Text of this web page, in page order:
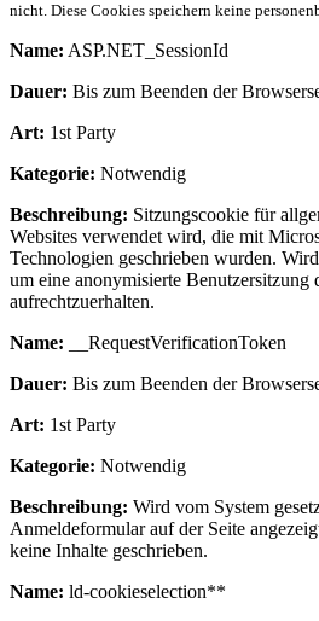
nicht. Diese Cookies speichern keine
Name: ASP.NET_SessionId
Dauer: Bis zum Beenden der
Art: 1st Party
Kategorie: Notwendig
Beschreibung: Sitzungscookie für
Websites verwendet wird, die mit
Technologien geschrieben wurden.
um eine anonymisierte Benutzersitzung
aufrechtzuerhalten.
Name: __RequestVerificationToken
Dauer: Bis zum Beenden der
Art: 1st Party
Kategorie: Notwendig
Beschreibung: Wird vom System
Anmeldeformular auf der Seite
keine Inhalte geschrieben.
Name: ld-cookieselection**